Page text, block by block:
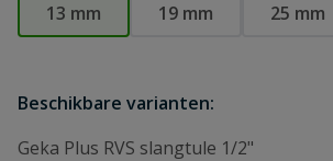
13 mm 19 mm 25 mm
Beschikbare varianten:
Geka Plus RVS slangtule 1/2"